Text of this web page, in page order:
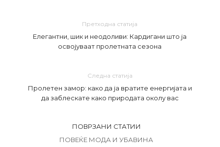
Претходна статија
Елегантни, шик и неодоливи: Кардигани што ја
освојуваат пролетната сезона
Следна статија
Пролетен замор: како да ја вратите енергијата и
да заблескате како природата околу вас
ПОВРЗАНИ СТАТИИ
ПОВЕЌЕ МОДА И УБАВИНА